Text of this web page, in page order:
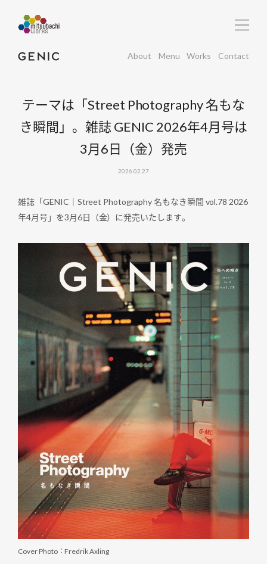
About Menu Works Contact
テーマは「Street Photography 名もな
き瞬間」。雑誌 GENIC 2026年4月号は
3月6日（金）発売
2026.02.27
雑誌「GENIC｜Street Photography 名もなき瞬間 vol.78 2026
年4月号」を3月6日（金）に発売いたします。
Cover Photo：Fredrik Axling